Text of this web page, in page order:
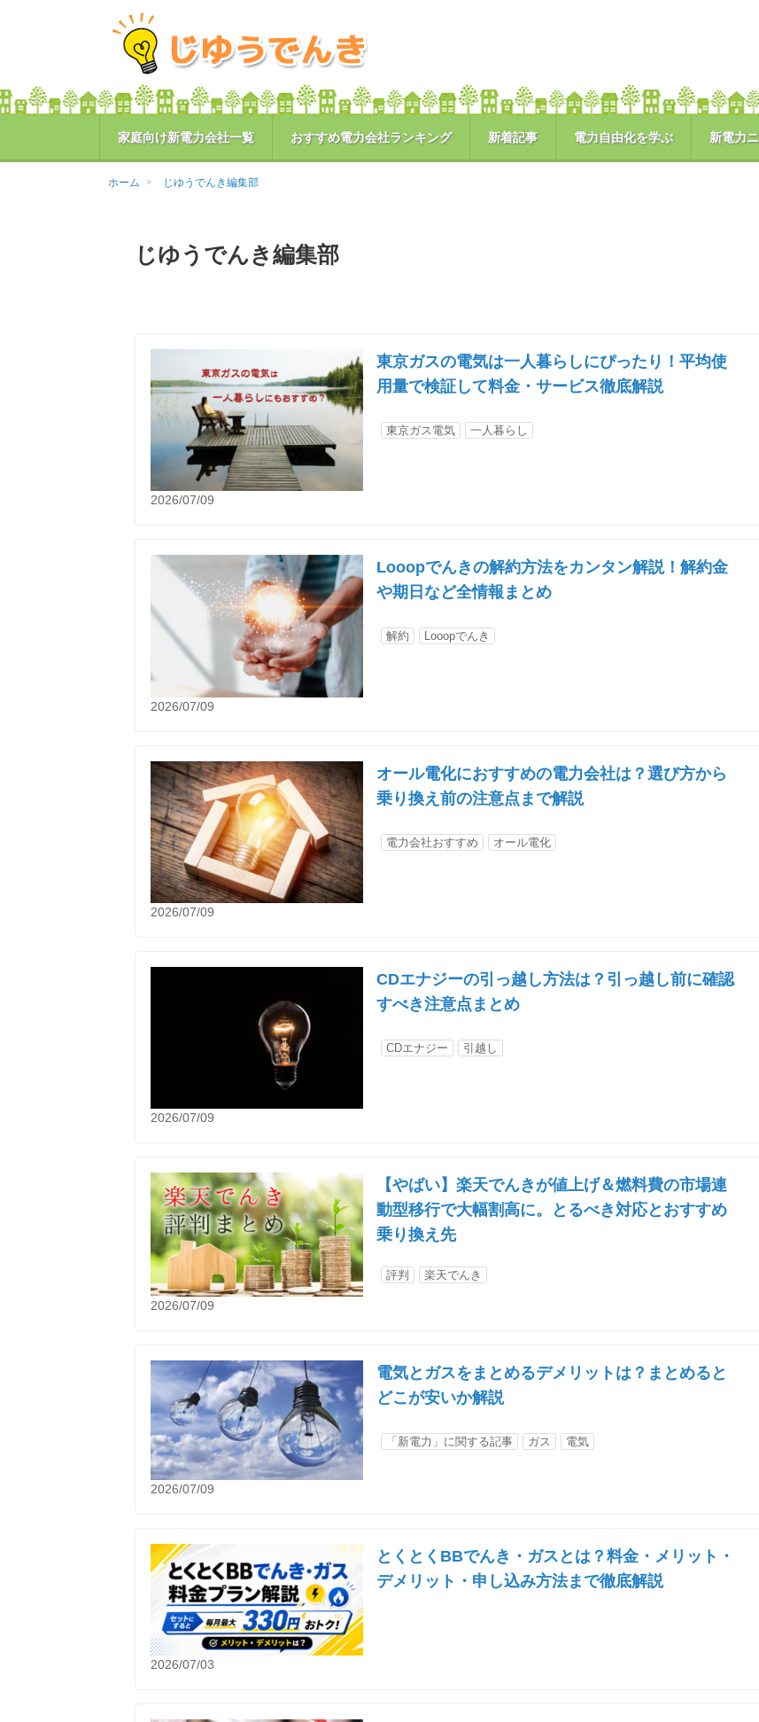
家庭向け新電力会社一覧 おすすめ電力会社ランキング 新着記事 電力自由化を学ぶ 新電力
ホーム じゆうでんき編集部
じゆうでんき編集部
2026/07/09
東京ガスの電気は一人暮らしにぴったり！平均使
用量で検証して料金・サービス徹底解説
東京ガス電気 一人暮らし
2026/07/09
Looopでんきの解約方法をカンタン解説！解約金
や期日など全情報まとめ
解約 Looopでんき
2026/07/09
オール電化におすすめの電力会社は？選び方から
乗り換え前の注意点まで解説
電力会社おすすめ オール電化
2026/07/09
CDエナジーの引っ越し方法は？引っ越し前に確認
すべき注意点まとめ
CDエナジー 引越し
2026/07/09
【やばい】楽天でんきが値上げ＆燃料費の市場連
動型移行で大幅割高に。とるべき対応とおすすめ
乗り換え先
評判 楽天でんき
2026/07/09
電気とガスをまとめるデメリットは？まとめると
どこが安いか解説
「新電力」に関する記事 ガス 電気
2026/07/03
とくとくBBでんき・ガスとは？料金・メリット・
デメリット・申し込み方法まで徹底解説